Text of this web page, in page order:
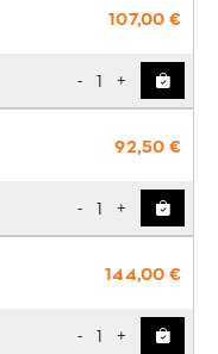
107,00 €
- 1 +
92,50 €
- 1 +
144,00 €
- 1 +